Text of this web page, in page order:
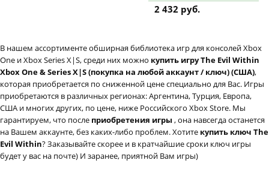
2 432 руб.
В нашем ассортименте обширная библиотека игр для консолей Xbox
One и Xbox Series X|S, среди них можно купить игру The Evil Within
Xbox One & Series X|S (покупка на любой аккаунт / ключ) (США),
которая приобретается по сниженной цене специально для Вас. Игры
приобретаются в различных регионах: Аргентина, Турция, Европа,
США и многих других, по цене, ниже Российского Xbox Store. Мы
гарантируем, что после приобретения игры , она навсегда останется
на Вашем аккаунте, без каких-либо проблем. Хотите купить ключ The
Evil Within? Заказывайте скорее и в кратчайшие сроки ключ игры
будет у вас на почте) И заранее, приятной Вам игры)